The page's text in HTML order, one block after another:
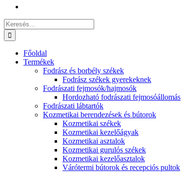
Keresés...
Főoldal
Termékek
Fodrász és borbély székek
Fodrász székek gyerekeknek
Fodrászati fejmosók/hajmosók
Hordozható fodrászati fejmosóállomás
Fodrászati lábtartók
Kozmetikai berendezések és bútorok
Kozmetikai székek
Kozmetikai kezelőágyak
Kozmetikai asztalok
Kozmetikai gurulós székek
Kozmetikai kezelőasztalok
Várótermi bútorok és recepciós pultok